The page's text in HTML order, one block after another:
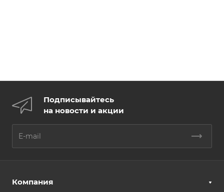
Подписывайтесь
на новости и акции
Компания